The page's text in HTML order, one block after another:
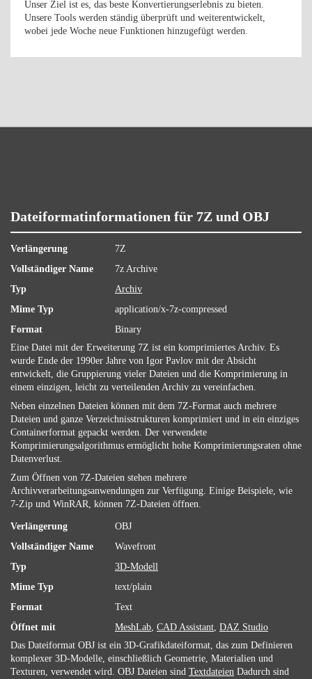
Unser Ziel ist es, das beste Konvertierungserlebnis zu bieten.
Unsere Tools werden ständig überprüft und weiterentwickelt,
wobei jede Woche neue Funktionen hinzugefügt werden.
Dateiformatinformationen für 7Z und OBJ
Verlängerung
7Z
Vollständiger Name
7z Archive
Typ
Archiv
Mime Typ
application/x-7z-compressed
Format
Binary
Eine Datei mit der Erweiterung 7Z ist ein komprimiertes Archiv. Es
wurde Ende der 1990er Jahre von Igor Pavlov mit der Absicht
entwickelt, die Gruppierung vieler Dateien und die Komprimierung in
einem einzigen, leicht zu verteilenden Archiv zu vereinfachen.
Neben einzelnen Dateien können mit dem 7Z-Format auch mehrere
Dateien und ganze Verzeichnisstrukturen komprimiert und in ein einziges
Containerformat gepackt werden. Der verwendete
Komprimierungsalgorithmus ermöglicht hohe Komprimierungsraten ohne
Datenverlust.
Zum Öffnen von 7Z-Dateien stehen mehrere
Archivverarbeitungsanwendungen zur Verfügung. Einige Beispiele, wie
7-Zip und WinRAR, können 7Z-Dateien öffnen.
Verlängerung
OBJ
Vollständiger Name
Wavefront
Typ
3D-Modell
Mime Typ
text/plain
Format
Text
Öffnet mit
MeshLab, CAD Assistant, DAZ Studio
Das Dateiformat OBJ ist ein 3D-Grafikdateiformat, das zum Definieren
komplexer 3D-Modelle, einschließlich Geometrie, Materialien und
Texturen, verwendet wird. OBJ Dateien sind Textdateien Dadurch sind